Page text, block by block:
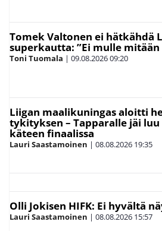
Tomek Valtonen ei hätkähdä
superkautta: ”Ei mulle
Toni Tuomala | 09.08.202609:20
Liigan maalikuningas aloitti
tykityksen – Tapparalle jäi luu
käteen finaalissa
Lauri Saastamoinen | 08.08.2026 19:35
Olli Jokisen HIFK: Ei hyvältä
Lauri Saastamoinen | 08.08.2026 15:57